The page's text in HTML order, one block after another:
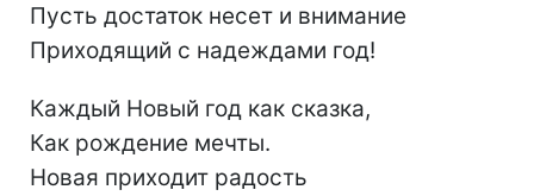
Пусть достаток несет и внимание
Приходящий с надеждами год!
Каждый Новый год как сказка,
Как рождение мечты.
Новая приходит радость